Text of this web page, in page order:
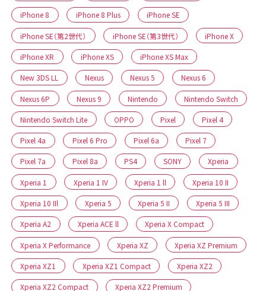
iPhone 8 iPhone 8 Plus iPhone SE
iPhone SE（第2世代） iPhone SE（第3世代） iPhone X
iPhone XR iPhone XS iPhone XS Max
New 3DS LL Nexus Nexus 5 Nexus 6
Nexus 6P Nexus 9 Nintendo Nintendo Switch
Nintendo Switch Lite OPPO Pixel Pixel 4
Pixel 4a Pixel 6 Pro Pixel 6a Pixel 7
Pixel 7a Pixel 8a PS4 SONY Xperia
Xperia 1 Xperia 1 IV Xperia 1 ll Xperia 10 II
Xperia 10 IIl Xperia 5 Xperia 5 II Xperia 5 III
Xperia A2 Xperia ACE ll Xperia X Compact
Xperia X Performance Xperia XZ Xperia XZ Premium
Xperia XZ1 Xperia XZ1 Compact Xperia XZ2
Xperia XZ2 Compact Xperia XZ2 Premium